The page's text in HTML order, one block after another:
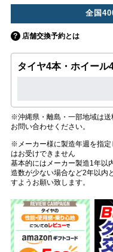
全国
店舗交換予約とは
タイヤ4本・ホイール
※沖縄県・離島・一部地域は送
お問い合わせください。
※メーカー様に製造年週を指定
はお受けできません
基本的にはメーカー製造1年以
造数が少ない場合など2年以内
すようお願い致します。